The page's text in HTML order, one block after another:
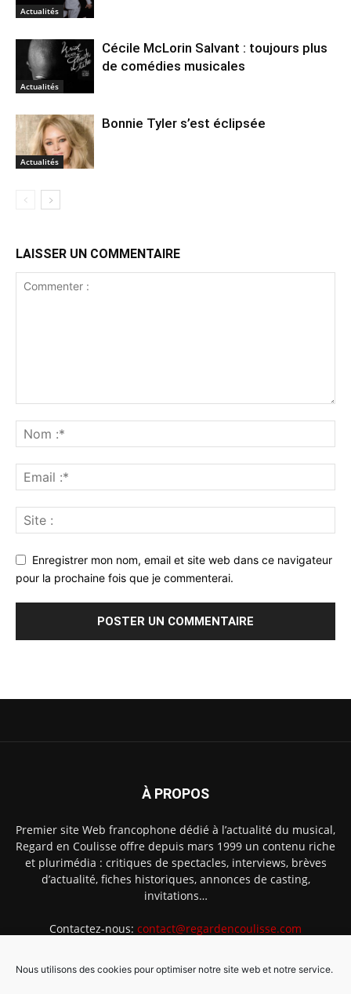
Nous utilisons des cookies pour optimiser notre site web et notre service.
Actualités
Actualités
Cécile McLorin Salvant : toujours plus
de comédies musicales
Actualités
Bonnie Tyler s’est éclipsée
LAISSER UN COMMENTAIRE
Enregistrer mon nom, email et site web dans ce navigateur
pour la prochaine fois que je commenterai.
À PROPOS
Premier site Web francophone dédié à l’actualité du musical,
Regard en Coulisse offre depuis mars 1999 un contenu riche
et plurimédia : critiques de spectacles, interviews, brèves
d’actualité, fiches historiques, annonces de casting,
invitations…
Contactez-nous: contact@regardencoulisse.com